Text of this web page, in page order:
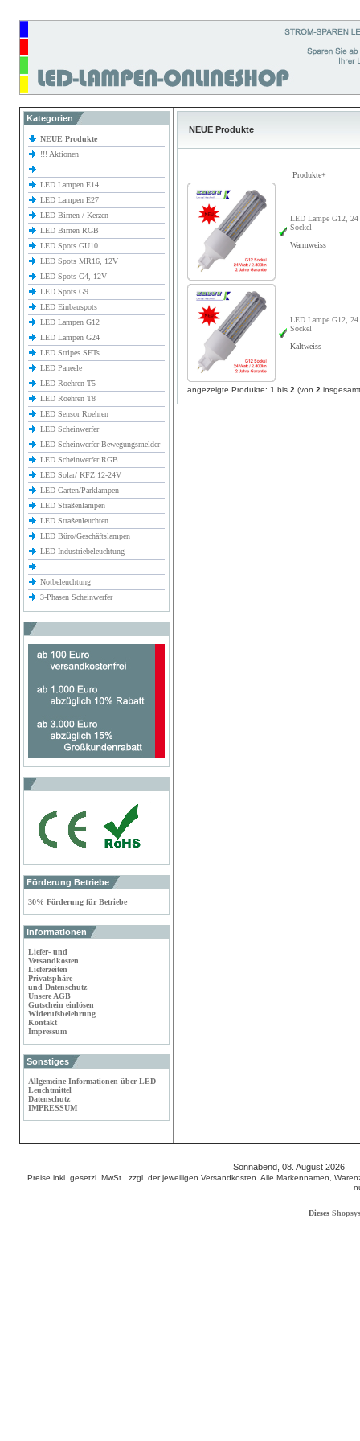
Kategorien
NEUE Produkte
!!! Aktionen
LED Lampen E14
LED Lampen E27
LED Birnen / Kerzen
LED Birnen RGB
LED Spots GU10
LED Spots MR16, 12V
LED Spots G4, 12V
LED Spots G9
LED Einbauspots
LED Lampen G12
LED Lampen G24
LED Stripes SETs
LED Paneele
LED Roehren T5
LED Roehren T8
LED Sensor Roehren
LED Scheinwerfer
LED Scheinwerfer Bewegungsmelder
LED Scheinwerfer RGB
LED Solar/ KFZ 12-24V
LED Garten/Parklampen
LED Straßenlampen
LED Straßenleuchten
LED Büro/Geschäftslampen
LED Industriebeleuchtung
Notbeleuchtung
3-Phasen Scheinwerfer
Förderung Betriebe
30% Förderung für Betriebe
Informationen
Liefer- und
Versandkosten
Lieferzeiten
Privatsphäre
und Datenschutz
Unsere AGB
Gutschein einlösen
Widerufsbelehrung
Kontakt
Impressum
Sonstiges
Allgemeine Informationen über LED
Leuchtmittel
Datenschutz
IMPRESSUM
NEUE Produkte
Produkte+
LED Lampe G12, 24
Sockel
Warmweiss
LED Lampe G12, 24
Sockel
Kaltweiss
angezeigte Produkte: 1 bis 2 (von 2
Sonnabend, 08. August
Preise inkl. gesetzl. MwSt., zzgl. der jeweiligen Versandkosten. Alle Markennamen,
Dieses